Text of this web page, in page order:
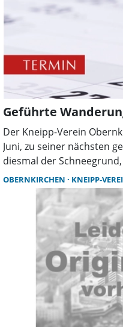
Geführte
Der Kneipp-Verein
Juni, zu seiner nächsten
diesmal der
Kilometer lange Strecke
Landschaft führt.
OBERNKIRCHEN KNEIPP-